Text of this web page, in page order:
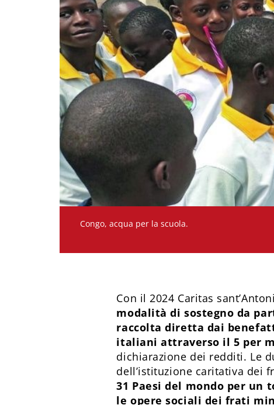
Congo, acqua per la scuola.
Con il 2024 Caritas
modalità di sostegno da
raccolta diretta dai
italiani attraverso il 5 per
dichiarazione dei redditi. Le
dell’istituzione caritativa dei
31 Paesi del mondo per un
le opere sociali dei frati